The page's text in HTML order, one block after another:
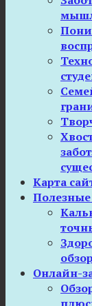
Карта
Полезные
Онлайн-